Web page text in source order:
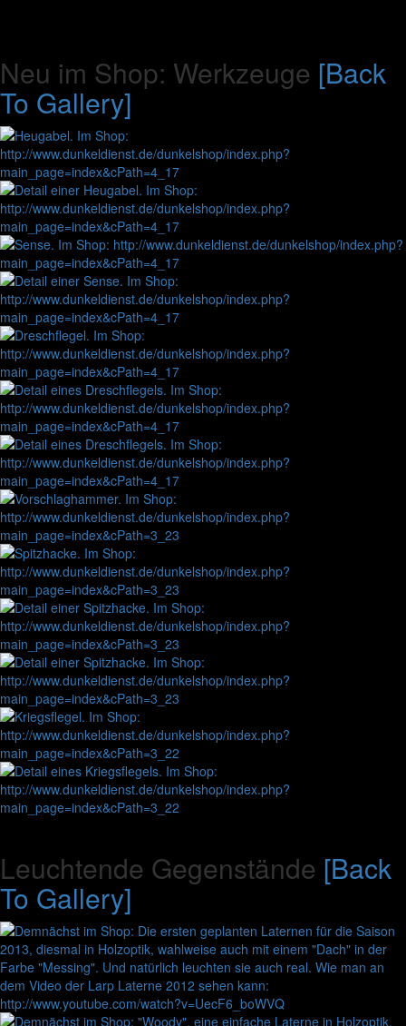
Neu im Shop: Werkzeuge [Back
To Gallery]
Leuchtende Gegenstände [Back
To Gallery]